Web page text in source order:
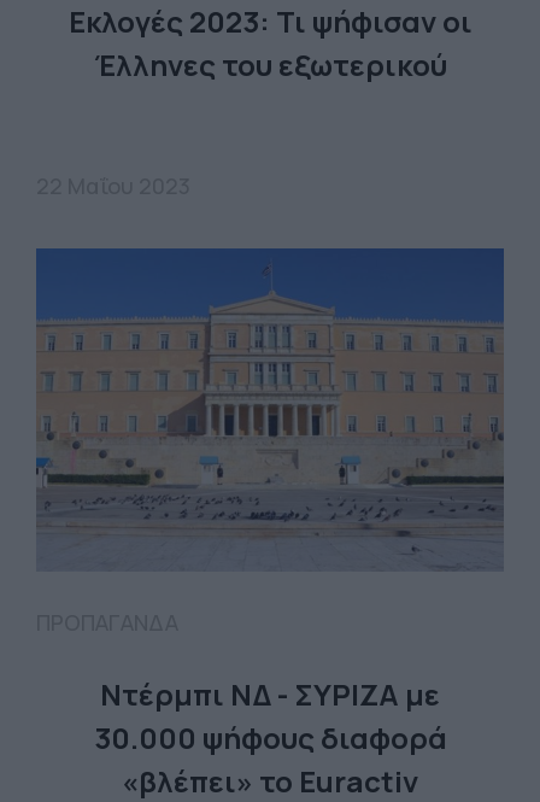
Εκλογές 2023: Τι ψήφισαν οι
Έλληνες του εξωτερικού
Ντέρμπι ΝΔ - ΣΥΡΙΖΑ με
30.000 ψήφους διαφορά
«βλέπει» το Euractiv